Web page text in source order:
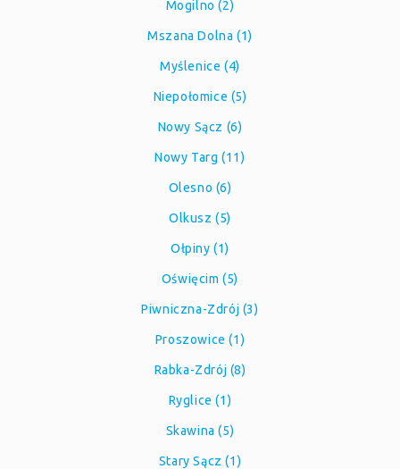
Mogilno (2)
Mszana Dolna (1)
Myślenice (4)
Niepołomice (5)
Nowy Sącz (6)
Nowy Targ (11)
Olesno (6)
Olkusz (5)
Ołpiny (1)
Oświęcim (5)
Piwniczna-Zdrój (3)
Proszowice (1)
Rabka-Zdrój (8)
Ryglice (1)
Skawina (5)
Stary Sącz (1)